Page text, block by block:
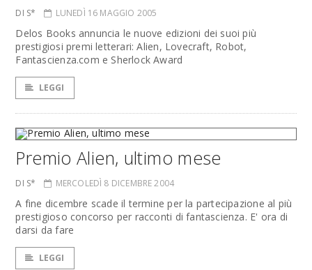
DI S* LUNEDÌ 16 MAGGIO 2005
Delos Books annuncia le nuove edizioni dei suoi più
prestigiosi premi letterari: Alien, Lovecraft, Robot,
Fantascienza.com e Sherlock Award
LEGGI
Premio Alien, ultimo mese
DI S* MERCOLEDÌ 8 DICEMBRE 2004
A fine dicembre scade il termine per la partecipazione al più
prestigioso concorso per racconti di fantascienza. E' ora di
darsi da fare
LEGGI